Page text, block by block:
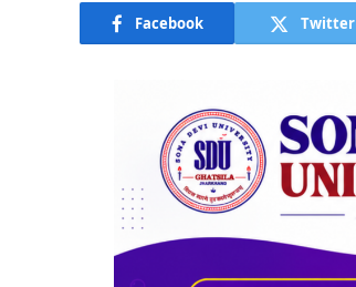
Facebook Twitter